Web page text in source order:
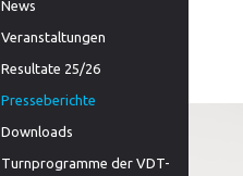
News
Veranstaltungen
Resultate 25/26
Presseberichte
Downloads
Turnprogramme der VDT-